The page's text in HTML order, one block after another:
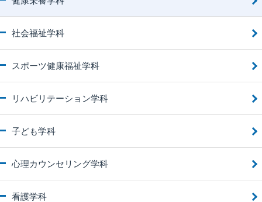
社会福祉学科
スポーツ健康福祉学科
リハビリテーション学科
子ども学科
心理カウンセリング学科
看護学科